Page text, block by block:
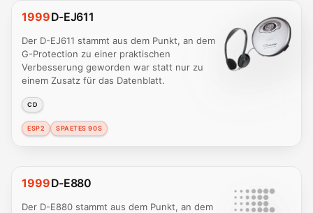
1999D-EJ611
Der D-EJ611 stammt aus dem Punkt, an dem
G-Protection zu einer praktischen
Verbesserung geworden war statt nur zu
einem Zusatz für das Datenblatt.
CD
ESP2 SPAETES 90S
1999D-E880
Der D-E880 stammt aus dem Punkt, an dem